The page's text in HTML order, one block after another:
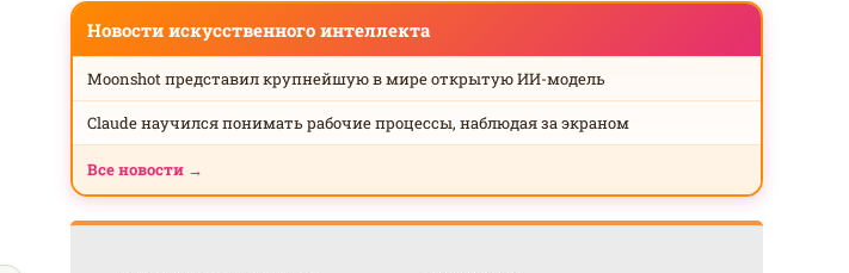
Новости искусственного интеллекта
Moonshot представил крупнейшую в мире открытую ИИ-модель
Claude научился понимать рабочие процессы, наблюдая за экраном
Все новости →